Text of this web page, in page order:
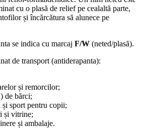
cu o plasă de relief pe cealaltă parte,
și încărcătura să alunece pe
se indica cu marcaj F/W (neted/plasă).
de transport (antiderapanta):
și remorcilor;
de bărci;
și sport pentru copii;
și vitrine;
și ambalaje.